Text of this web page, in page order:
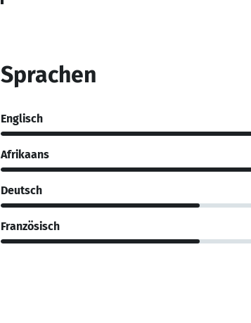
Sprachen
Englisch
Afrikaans
Deutsch
Französisch